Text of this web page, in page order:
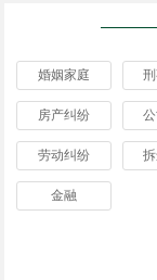
婚姻家庭
房产纠纷
劳动纠纷
金融